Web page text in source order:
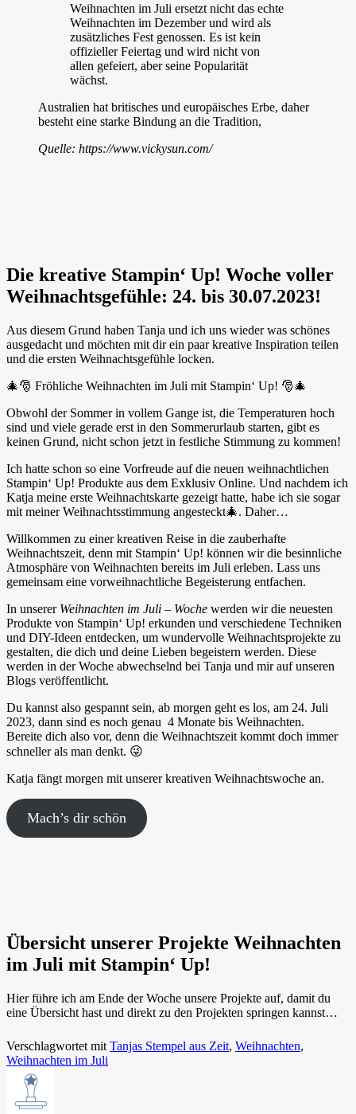
Weihnachten im Juli ersetzt nicht das echte
Weihnachten im Dezember und wird als
zusätzliches Fest genossen. Es ist kein
offizieller Feiertag und wird nicht von
allen gefeiert, aber seine Popularität
wächst.
Australien hat britisches und europäisches Erbe, daher
besteht eine starke Bindung an die Tradition,
Quelle: https://www.vickysun.com/
Die kreative Stampin‘ Up! Woche voller
Weihnachtsgefühle: 24. bis 30.07.2023!
Aus diesem Grund haben Tanja und ich uns wieder was schönes
ausgedacht und möchten mit dir ein paar kreative Inspiration teilen
und die ersten Weihnachtsgefühle locken.
🎄🎅 Fröhliche Weihnachten im Juli mit Stampin‘ Up! 🎅🎄
Obwohl der Sommer in vollem Gange ist, die Temperaturen hoch
sind und viele gerade erst in den Sommerurlaub starten, gibt es
keinen Grund, nicht schon jetzt in festliche Stimmung zu kommen!
Ich hatte schon so eine Vorfreude auf die neuen weihnachtlichen
Stampin‘ Up! Produkte aus dem Exklusiv Online. Und nachdem ich
Katja meine erste Weihnachtskarte gezeigt hatte, habe ich sie sogar
mit meiner Weihnachtsstimmung angesteckt🎄. Daher…
Willkommen zu einer kreativen Reise in die zauberhafte
Weihnachtszeit, denn mit Stampin‘ Up! können wir die besinnliche
Atmosphäre von Weihnachten bereits im Juli erleben. Lass uns
gemeinsam eine vorweihnachtliche Begeisterung entfachen.
In unserer Weihnachten im Juli – Woche werden wir die neuesten
Produkte von Stampin‘ Up! erkunden und verschiedene Techniken
und DIY-Ideen entdecken, um wundervolle Weihnachtsprojekte zu
gestalten, die dich und deine Lieben begeistern werden. Diese
werden in der Woche abwechselnd bei Tanja und mir auf unseren
Blogs veröffentlicht.
Du kannst also gespannt sein, ab morgen geht es los, am 24. Juli
2023, dann sind es noch genau 4 Monate bis Weihnachten.
Bereite dich also vor, denn die Weihnachtszeit kommt doch immer
schneller als man denkt. 😜
Katja fängt morgen mit unserer kreativen Weihnachtswoche an.
Mach’s dir schön
Übersicht unserer Projekte Weihnachten
im Juli mit Stampin‘ Up!
Hier führe ich am Ende der Woche unsere Projekte auf, damit du
eine Übersicht hast und direkt zu den Projekten springen kannst…
Verschlagwortet mit Tanjas Stempel aus Zeit, Weihnachten,
Weihnachten im Juli